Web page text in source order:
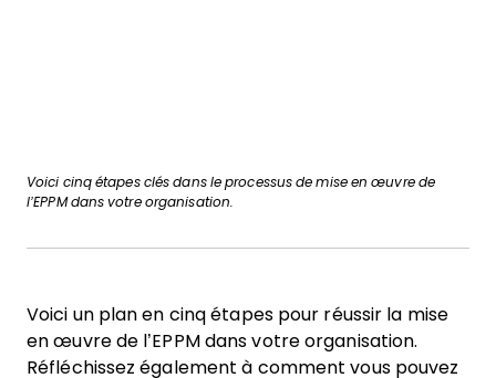
Voici cinq étapes clés dans le processus de mise en œuvre de
l’EPPM dans votre organisation.
Voici un plan en cinq étapes pour réussir la mise
en œuvre de l’EPPM dans votre organisation.
Réfléchissez également à comment vous pouvez